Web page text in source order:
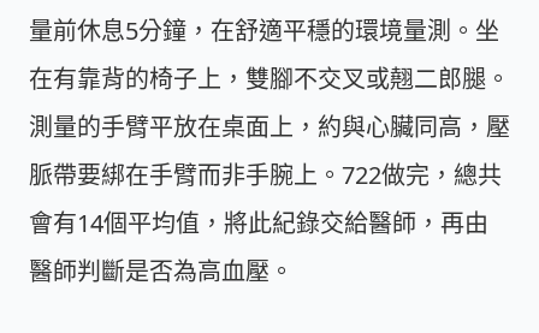
量前休息5分鐘，在舒適平穩的環境量測。坐
在有靠背的椅子上，雙腳不交叉或翹二郎腿。
測量的手臂平放在桌面上，約與心臟同高，壓
脈帶要綁在手臂而非手腕上。722做完，總共
會有14個平均值，將此紀錄交給醫師，再由
醫師判斷是否為高血壓。